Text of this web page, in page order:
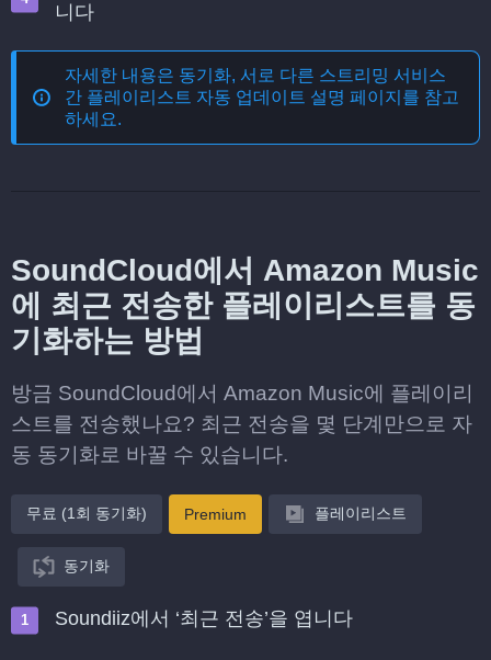
니다
자세한 내용은 동기화, 서로 다른 스트리밍 서비스
간 플레이리스트 자동 업데이트 설명 페이지를 참고
하세요.
SoundCloud에서 Amazon Music
에 최근 전송한 플레이리스트를 동
기화하는 방법
방금 SoundCloud에서 Amazon Music에 플레이리
스트를 전송했나요? 최근 전송을 몇 단계만으로 자
동 동기화로 바꿀 수 있습니다.
무료 (1회 동기화) Premium 플레이리스트
동기화
Soundiiz에서 ‘최근 전송’을 엽니다